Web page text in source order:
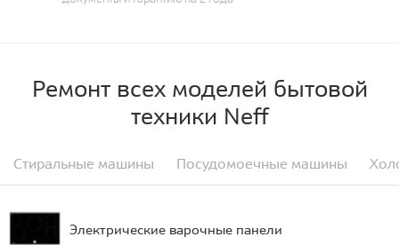
Ремонт всех моделей бытовой
техники Neff
Стиральные машины Посудомоечные машины
Электрические варочные панели